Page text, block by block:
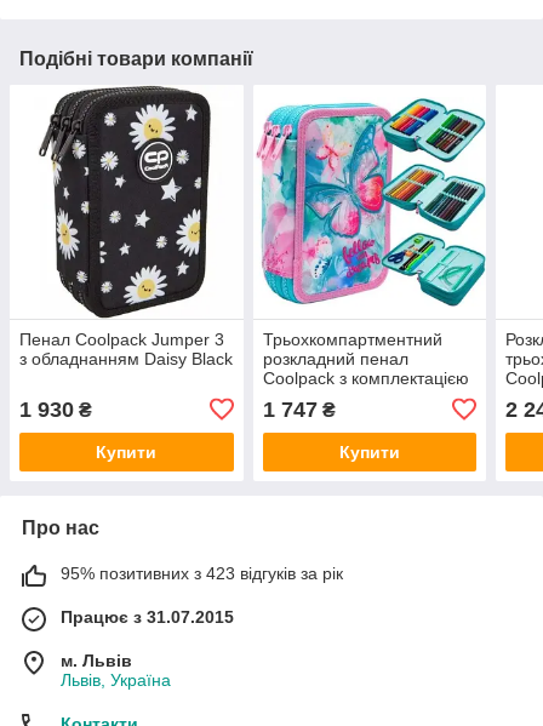
Подібні товари компанії
Пенал Coolpack Jumper 3
з обладнанням Daisy Black
1 930 ₴
Купити
Трьохкомпартментний
розкладний пенал
Coolpack з комплектацією
1 747₴
Купити
2
Про нас
95% позитивних з 423 відгуків за рік
Працює з 31.07.2015
м. Львів
Львів, Україна